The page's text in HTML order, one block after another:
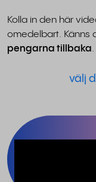
Kolla in den här
omedelbart. Känns
pengarna tillbaka
välj